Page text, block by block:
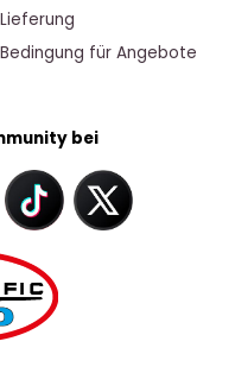
bei
Lieferung
Bedingung für Angebote